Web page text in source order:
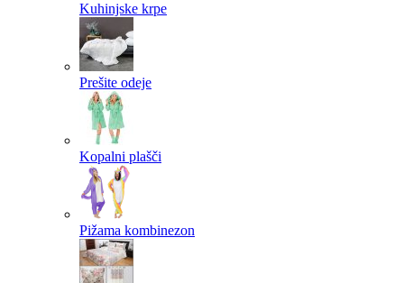
Kuhinjske krpe
Prešite odeje
Kopalni plašči
Pižama kombinezon